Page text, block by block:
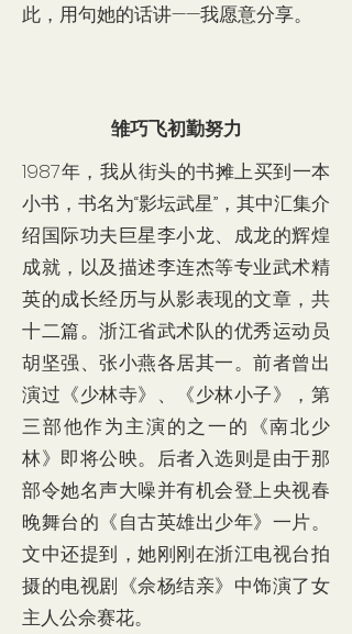
此，用句她的话讲——我愿意分享。
雏巧飞初勤努力
1987年，我从街头的书摊上买到一本
小书，书名为“影坛武星”，其中汇集介
绍国际功夫巨星李小龙、成龙的辉煌
成就，以及描述李连杰等专业武术精
英的成长经历与从影表现的文章，共
十二篇。浙江省武术队的优秀运动员
胡坚强、张小燕各居其一。前者曾出
演过《少林寺》、《少林小子》，第
三部他作为主演的之一的《南北少
林》即将公映。后者入选则是由于那
部令她名声大噪并有机会登上央视春
晚舞台的《自古英雄出少年》一片。
文中还提到，她刚刚在浙江电视台拍
摄的电视剧《佘杨结亲》中饰演了女
主人公佘赛花。